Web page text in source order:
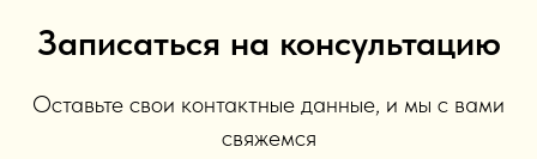
Записаться на консультацию
Оставьте свои контактные данные, и мы с вами
свяжемся